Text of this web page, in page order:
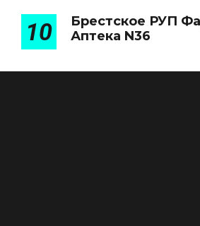
10
Брестское РУП
Аптека N36